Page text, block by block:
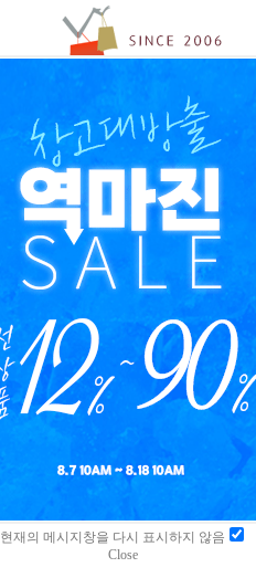
현재의 메시지창을 다시 표시하지 않음
Close